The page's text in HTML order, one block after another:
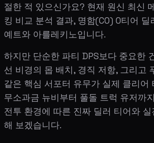
절한 적 있으신가요? 현재 원신 최신
킹 비교 분석 결과, 명함(C0) 0티어 딜
예트와 아를레키노입니다.
하지만 단순한 파티 DPS보다 중요한
선 비경의 몹 배치, 경직 저항, 그리고
같은 핵심 서포터 유무가 실제 클리어
무소과금 뉴비부터 풀돌 트럭 유저까
전투 환경에 따른 진짜 딜러 티어와
해 보겠습니다.